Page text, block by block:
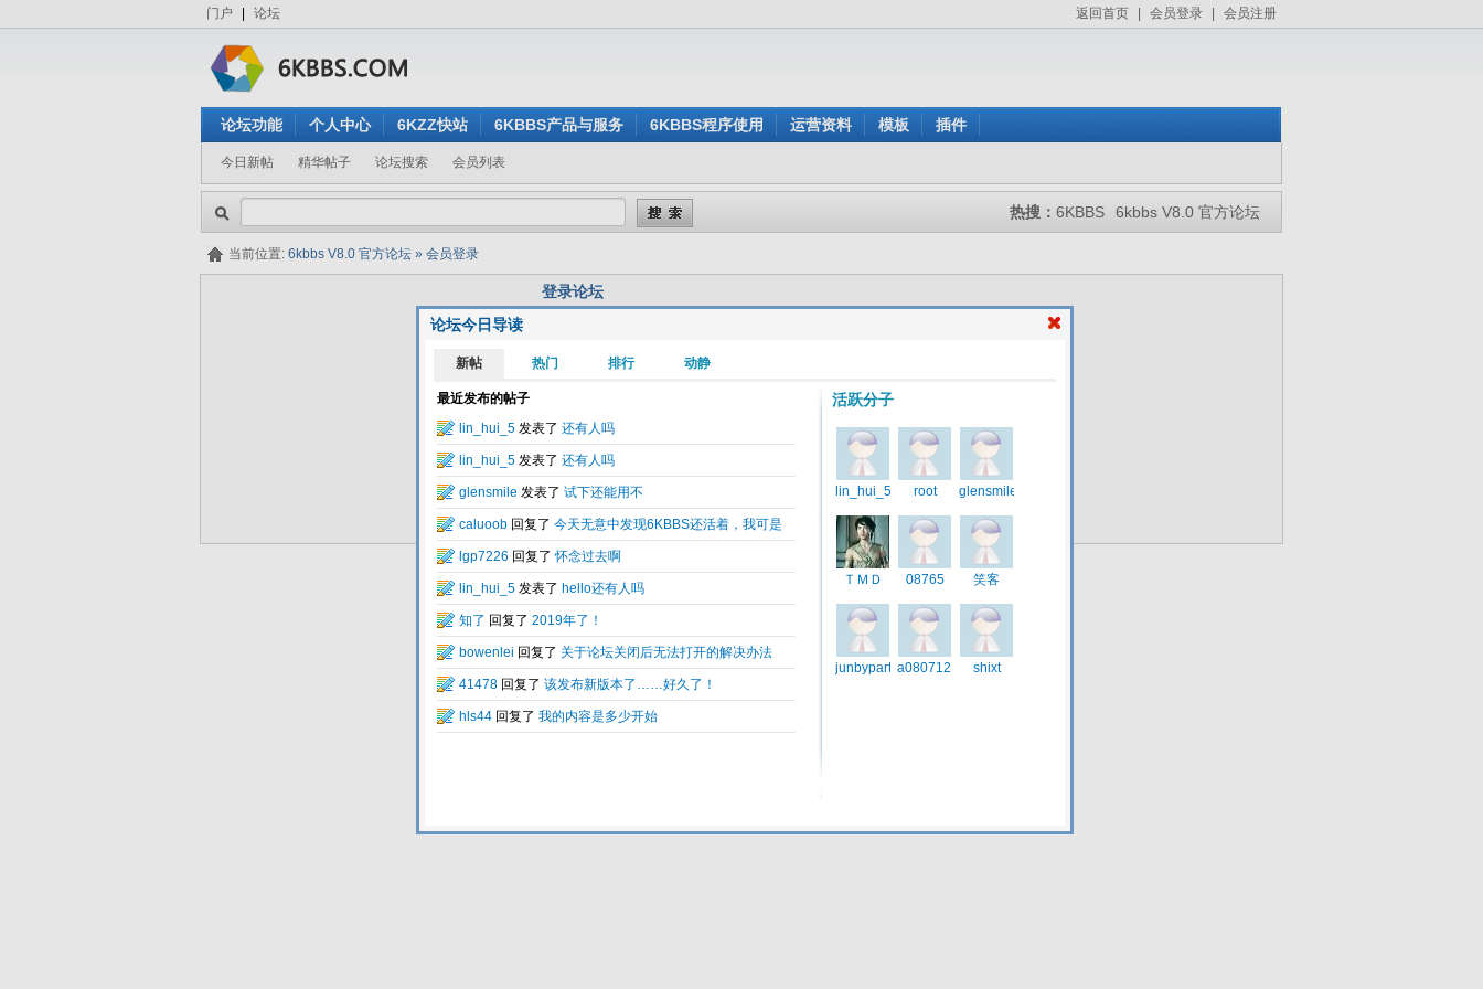
门户 论坛 返回首页 会员登录 会员注册
论坛功能 个人中心 6KZZ快站 6KBBS产品与服务 6KBBS程序使用 运营资料 模板 插件
今日新帖 精华帖子 论坛搜索 会员列表
热搜： 6KBBS 6kbbs V8.0 官方论坛
论坛今日导读
当前位置: 6kbbs V8.0 官方论坛 » 会员登录
登录论坛
用户名:
验证码: 看不清楚？点击刷新验证码
隐身登录: 是 否
记住我的登录状态
Total 0.085881(s) query 3, Time now is:2026-08-07 19:22
Powered by